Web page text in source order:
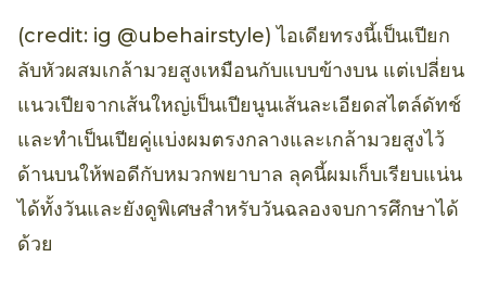
(credit: ig @ubehairstyle) ไอเดียทรงนี้เป็นเปียก
ลับหัวผสมเกล้ามวยสูงเหมือนกับแบบข้างบน แต่เปลี่ยน
แนวเปียจากเส้นใหญ่เป็นเปียนูนเส้นละเอียดสไตล์ดัทช์
และทำเป็นเปียคู่แบ่งผมตรงกลางและเกล้ามวยสูงไว้
ด้านบนให้พอดีกับหมวกพยาบาล ลุคนี้ผมเก็บเรียบแน่น
ได้ทั้งวันและยังดูพิเศษสำหรับวันฉลองจบการศึกษาได้
ด้วย